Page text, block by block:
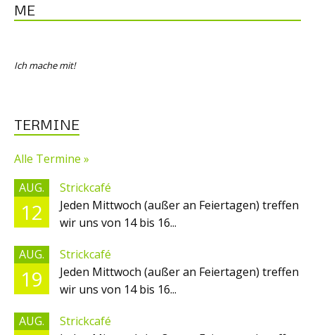
ME
Ich mache mit!
TERMINE
Alle Termine »
AUG.
12
Strickcafé
Jeden Mittwoch (außer an Feiertagen) treffen
wir uns von 14 bis 16...
AUG.
19
Strickcafé
Jeden Mittwoch (außer an Feiertagen) treffen
wir uns von 14 bis 16...
AUG.
Strickcafé